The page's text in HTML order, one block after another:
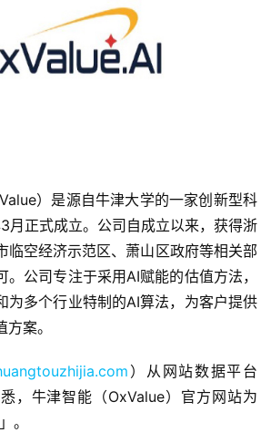
）是源自牛津大学的一家创新型科
月正式成立。公司自成立以来，获得浙
临空经济示范区、萧山区政府等相关部
。公司专注于采用AI赋能的估值方法，
为多个行业特制的AI算法，为客户提供
案。
）从网站数据平台
，牛津智能（OxValue）官方网站为
」。